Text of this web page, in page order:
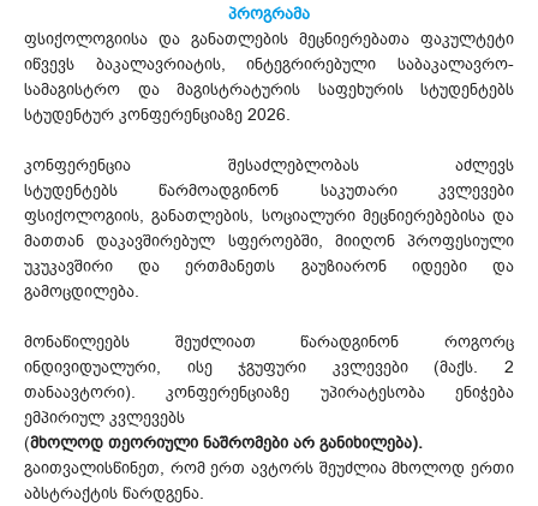
პროგრამა
ფსიქოლოგიისა და განათლების მეცნიერებათა ფაკულტეტი
იწვევს ბაკალავრიატის, ინტეგრირებული საბაკალავრო-
სამაგისტრო და მაგისტრატურის საფეხურის სტუდენტებს
სტუდენტურ კონფერენციაზე 2026.
კონფერენცია შესაძლებლობას აძლევს
სტუდენტებს წარმოადგინონ საკუთარი კვლევები
ფსიქოლოგიის, განათლების, სოციალური მეცნიერებებისა და
მათთან დაკავშირებულ სფეროებში, მიიღონ პროფესიული
უკუკავშირი და ერთმანეთს გაუზიარონ იდეები და
გამოცდილება.
მონაწილეებს შეუძლიათ წარადგინონ როგორც
ინდივიდუალური, ისე ჯგუფური კვლევები (მაქს. 2
თანაავტორი). კონფერენციაზე უპირატესობა ენიჭება
ემპირიულ კვლევებს
(მხოლოდ თეორიული ნაშრომები არ განიხილება).
გაითვალისწინეთ, რომ ერთ ავტორს შეუძლია მხოლოდ ერთი
აბსტრაქტის წარდგენა.